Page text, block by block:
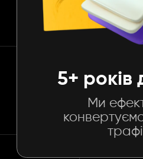
5+ років
Ми